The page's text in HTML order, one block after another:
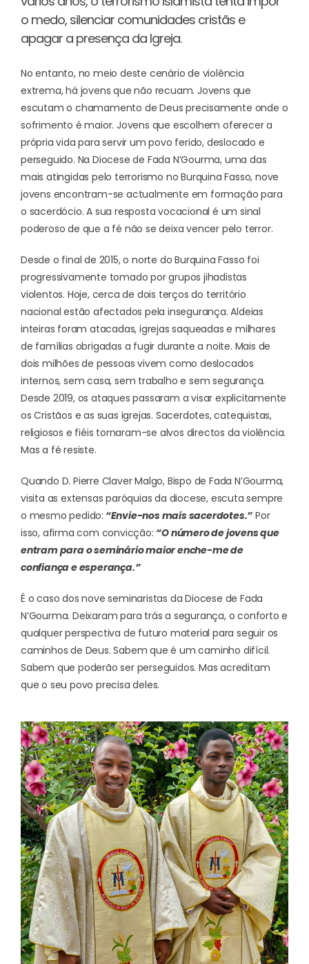
o medo, silenciar comunidades cristãs e
apagar a presença da Igreja.
No entanto, no meio deste cenário de violência
extrema, há jovens que não recuam. Jovens que
escutam o chamamento de Deus precisamente onde o
sofrimento é maior. Jovens que escolhem oferecer a
própria vida para servir um povo ferido, deslocado e
perseguido. Na Diocese de Fada N’Gourma, uma das
mais atingidas pelo terrorismo no Burquina Fasso, nove
jovens encontram-se actualmente em formação para
o sacerdócio. A sua resposta vocacional é um sinal
poderoso de que a fé não se deixa vencer pelo terror.
Desde o final de 2015, o norte do Burquina Fasso foi
progressivamente tomado por grupos jihadistas
violentos. Hoje, cerca de dois terços do território
nacional estão afectados pela insegurança. Aldeias
inteiras foram atacadas, igrejas saqueadas e milhares
de famílias obrigadas a fugir durante a noite. Mais de
dois milhões de pessoas vivem como deslocados
internos, sem casa, sem trabalho e sem segurança.
Desde 2019, os ataques passaram a visar explicitamente
os Cristãos e as suas igrejas. Sacerdotes, catequistas,
religiosos e fiéis tornaram-se alvos directos da violência.
Mas a fé resiste.
Quando D. Pierre Claver Malgo, Bispo de Fada N’Gourma,
visita as extensas paróquias da diocese, escuta sempre
o mesmo pedido: “Envie-nos mais sacerdotes.” Por
isso, afirma com convicção: “O número de jovens que
entram para o seminário maior enche-me de
confiança e esperança.”
É o caso dos nove seminaristas da Diocese de Fada
N’Gourma. Deixaram para trás a segurança, o conforto e
qualquer perspectiva de futuro material para seguir os
caminhos de Deus. Sabem que é um caminho difícil.
Sabem que poderão ser perseguidos. Mas acreditam
que o seu povo precisa deles.